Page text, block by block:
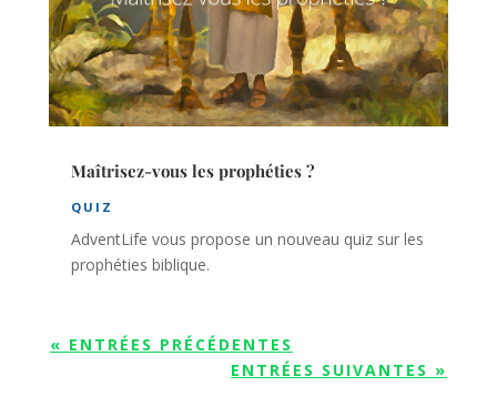
Maîtrisez-vous les prophéties ?
QUIZ
AdventLife vous propose un nouveau quiz sur les
prophéties biblique.
« ENTRÉES PRÉCÉDENTES
ENTRÉES SUIVANTES »